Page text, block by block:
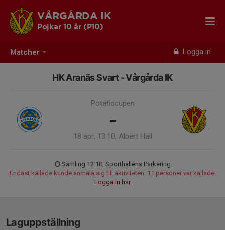
Matcher Logga in
VÅRGÅRDA IK
Pojkar 10 år (P10)
HK Aranäs Svart - Vårgårda IK
Potatiscupen
-
18 apr, 13:10, Albert Hall
Samling 12:10, Sporthallens Parkering
Endast kallade kunde anmäla sig till aktiviteten. 11 personer var kallade.
Logga in här
Laguppställning